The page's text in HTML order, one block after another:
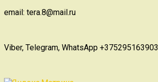
email: tera.8@mail.ru
Viber, Telegram, WhatsApp +375295163903